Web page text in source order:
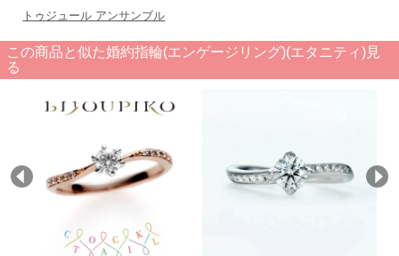
トゥジュール アンサンブル
この商品と似た婚約指輪(エンゲージリング)(エタニティ)見
る